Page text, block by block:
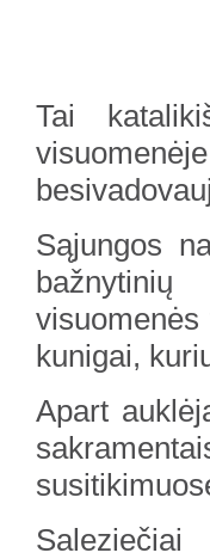
Tai
Sąjungos
kunigai,
Apart